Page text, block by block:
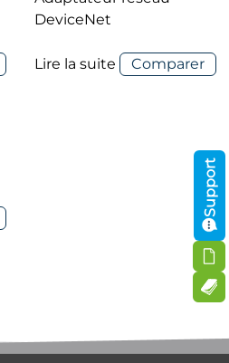
DeviceNet
Lire la suite Comparer
Support